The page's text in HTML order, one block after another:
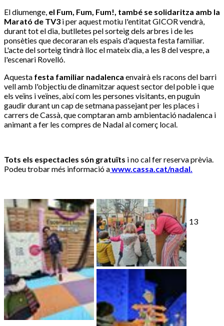
El diumenge, el Fum, Fum, Fum!, també se solidaritza amb la
Marató de TV3 i per aquest motiu l'entitat GICOR vendrà,
durant tot el dia, butlletes pel sorteig dels arbres i de les
ponsèties que decoraran els espais d'aquesta festa familiar.
L'acte del sorteig tindrà lloc el mateix dia, a les 8 del vespre, a
l'escenari Rovelló.
Aquesta festa familiar nadalenca envairà els racons del barri
vell amb l'objectiu de dinamitzar aquest sector del poble i que
els veïns i veïnes, així com les persones visitants, en puguin
gaudir durant un cap de setmana passejant per les places i
carrers de Cassà, que comptaran amb ambientació nadalenca i
animant a fer les compres de Nadal al comerç local.
Tots els espectacles són gratuïts i no cal fer reserva prèvia.
Podeu trobar més informació awww.cassa.cat/nadal.
13